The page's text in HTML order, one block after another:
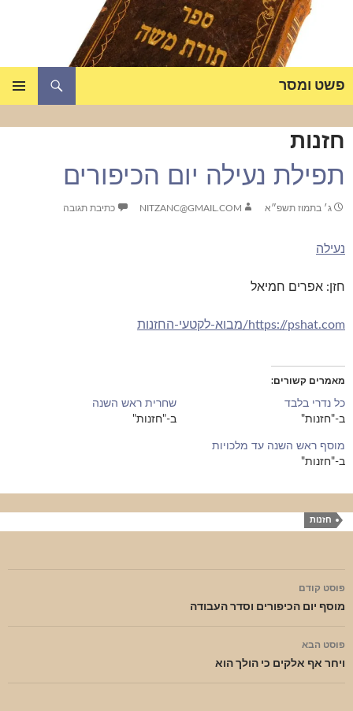
פשט ומסר
חזנות
תפילת נעילה יום הכיפורים
ג׳ בתמוז תשפ״א NITZANC@GMAIL.COM כתיבת תגובה
נעילה
חזן: אפרים חמיאל
https://pshat.com/מבוא-לקטעי-החזנות
מאמרים קשורים
כל נדרי בלבד
ב-"חזנות"
שחרית ראש השנה
ב-"חזנות"
מוסף ראש השנה עד מלכויות
ב-"חזנות"
חזנות
ניווט
בפוסטים
פוסט קודם
מוסף יום הכיפורים וסדר העבודה
פוסט הבא
ויחר אף אלקים כי הולך הוא